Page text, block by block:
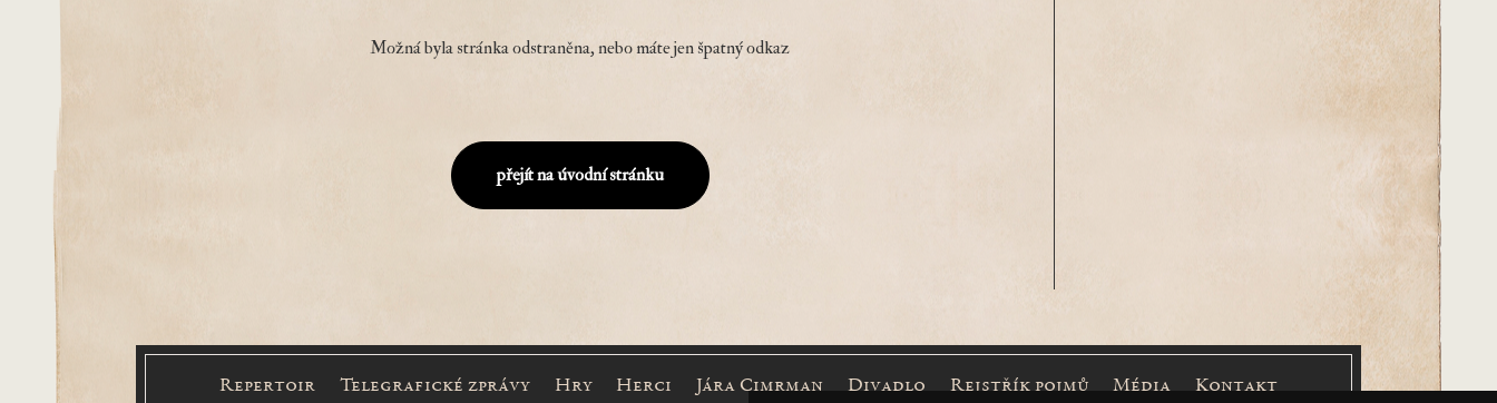
Možná byla stránka odstraněna, nebo máte jen špatný odkaz
přejít na úvodní stránku
Repertoir Telegrafické zprávy Hry Herci Jára Cimrman Divadlo Rejstřík pojmů Média Kontakt